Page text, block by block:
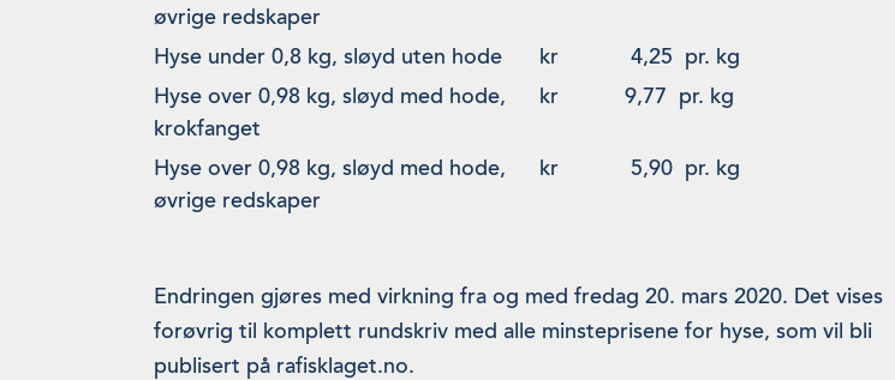
øvrige redskaper
Hyse under 0,8 kg, sløyd uten hode
kr 4,25 pr. kg
Hyse over 0,98 kg, sløyd med hode,
krokfanget
kr 9,77 pr. kg
Hyse over 0,98 kg, sløyd med hode,
øvrige redskaper
kr 5,90 pr. kg
Endringen gjøres med virkning fra og med fredag 20. mars 2020. Det vises
forøvrig til komplett rundskriv med alle minsteprisene for hyse, som vil bli
publisert på rafisklaget.no.